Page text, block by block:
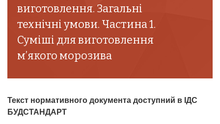
виготовлення. Загальні
технічні умови. Частина 1.
Суміші для виготовлення
м’якого морозива
Текст нормативного документа доступний в ІДС
БУДСТАНДАРТ